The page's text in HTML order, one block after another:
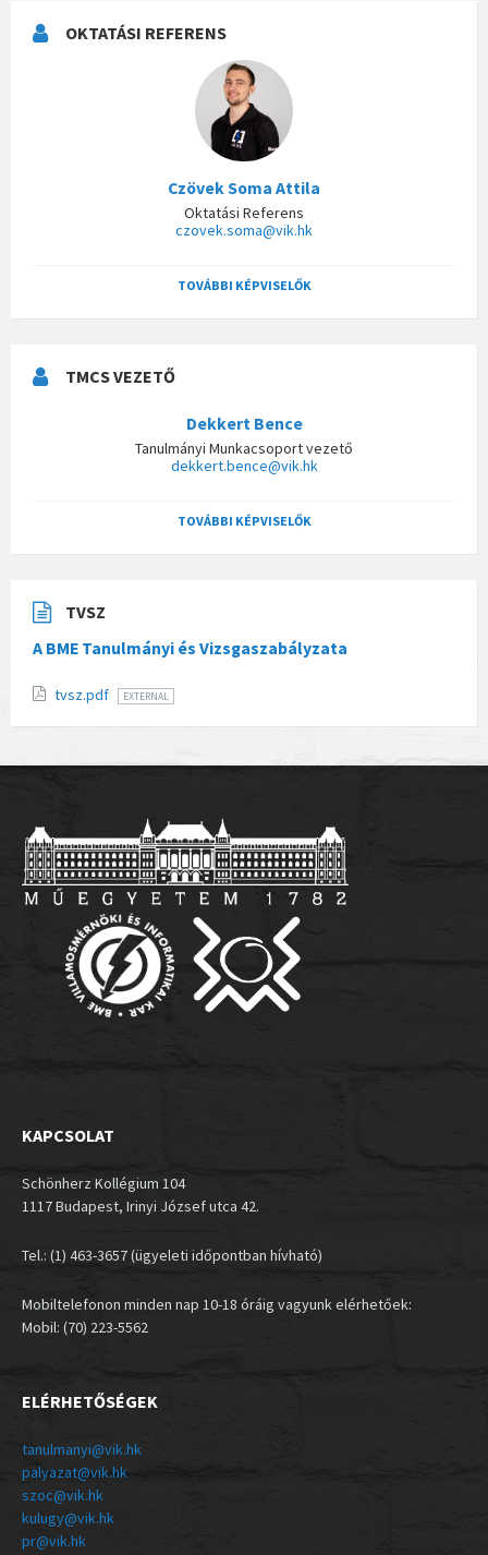
OKTATÁSI REFERENS
Czövek Soma Attila
Oktatási Referens
czovek.soma@vik.hk
TOVÁBBI KÉPVISELŐK
TMCS VEZETŐ
Dekkert Bence
Tanulmányi Munkacsoport vezető
dekkert.bence@vik.hk
TOVÁBBI KÉPVISELŐK
TVSZ
A BME Tanulmányi és Vizsgaszabályzata
tvsz.pdf EXTERNAL
KAPCSOLAT
Schönherz Kollégium 104
1117 Budapest, Irinyi József utca 42.
Tel.: (1) 463-3657 (ügyeleti időpontban hívható)
Mobiltelefonon minden nap 10-18 óráig vagyunk elérhetőek:
Mobil: (70) 223-5562
ELÉRHETŐSÉGEK
tanulmanyi@vik.hk
palyazat@vik.hk
szoc@vik.hk
kulugy@vik.hk
pr@vik.hk